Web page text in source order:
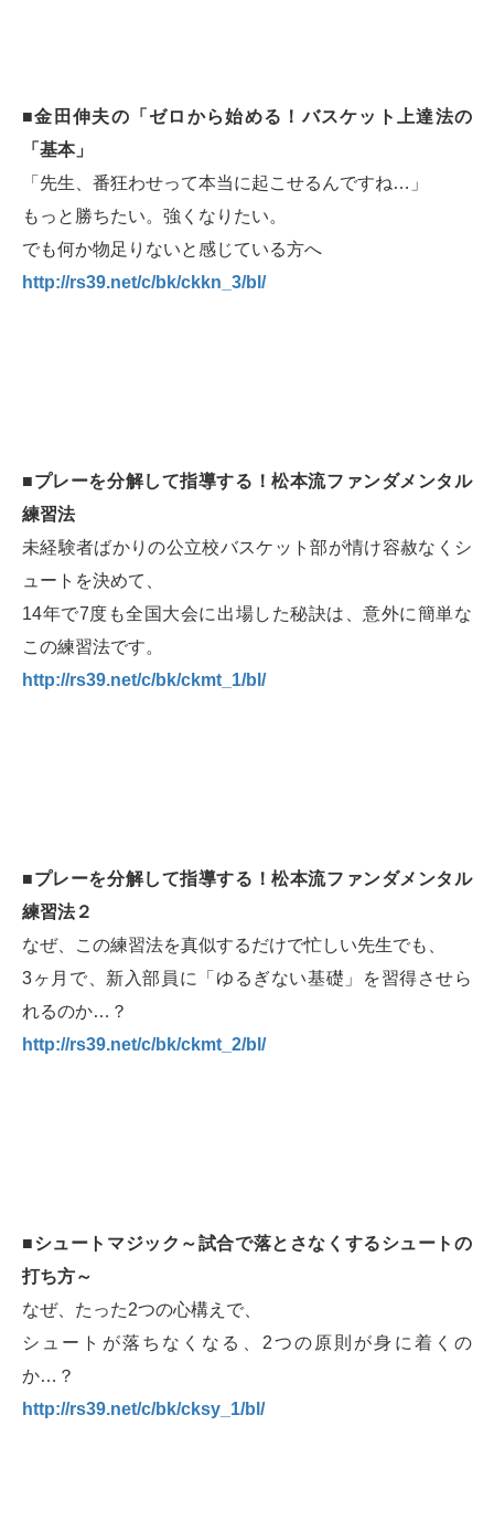
■金田伸夫の「ゼロから始める！バスケット上達法の
「基本」
「先生、番狂わせって本当に起こせるんですね…」
もっと勝ちたい。強くなりたい。
でも何か物足りないと感じている方へ
http://rs39.net/c/bk/ckkn_3/bl/
■プレーを分解して指導する！松本流ファンダメンタル
練習法
未経験者ばかりの公立校バスケット部が情け容赦なくシ
ュートを決めて、
14年で7度も全国大会に出場した秘訣は、意外に簡単な
この練習法です。
http://rs39.net/c/bk/ckmt_1/bl/
■プレーを分解して指導する！松本流ファンダメンタル
練習法２
なぜ、この練習法を真似するだけで忙しい先生でも、
3ヶ月で、新入部員に「ゆるぎない基礎」を習得させら
れるのか…？
http://rs39.net/c/bk/ckmt_2/bl/
■シュートマジック～試合で落とさなくするシュートの
打ち方～
なぜ、たった2つの心構えで、
シュートが落ちなくなる、2つの原則が身に着くの
か…？
http://rs39.net/c/bk/cksy_1/bl/